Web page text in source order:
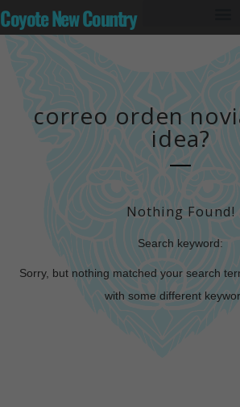
Coyote New Country
correo orden
idea?
Nothing Found!
Search keyword:
Sorry, but nothing matched your search
with some different